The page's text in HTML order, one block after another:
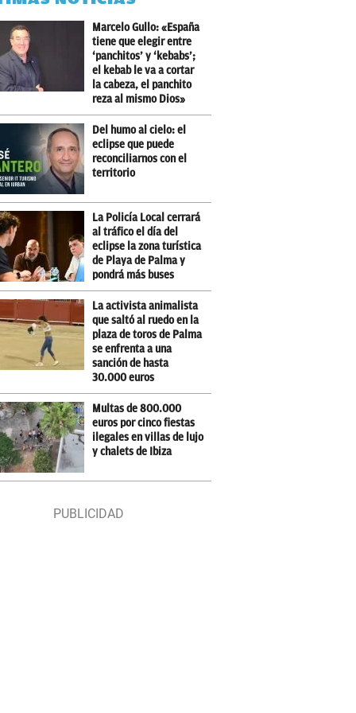
Marcelo Gullo: «España
tiene que elegir entre
‘panchitos’ y ‘kebabs’;
el kebab le va a cortar
la cabeza, el panchito
reza al mismo Dios»
Del humo al cielo: el
eclipse que puede
reconciliarnos con el
territorio
La Policía Local cerrará
al tráfico el día del
eclipse la zona turística
de Playa de Palma y
pondrá más buses
La activista animalista
que saltó al ruedo en la
plaza de toros de Palma
se enfrenta a una
sanción de hasta
30.000 euros
Multas de 800.000
euros por cinco fiestas
ilegales en villas de lujo
y chalets de Ibiza